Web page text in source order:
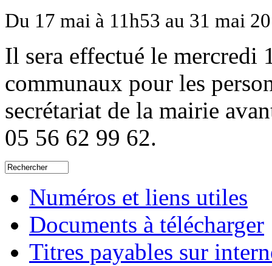
Du 17 mai à 11h53 au 31 mai
Il sera effectué le mercredi
communaux pour les
secrétariat de la mairie
05 56 62 99 62.
Numéros et liens utiles
Documents à télécharger
Titres payables sur